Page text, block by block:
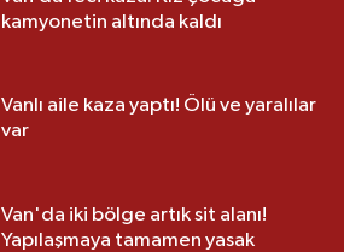
kamyonetin altında kaldı
Vanlı aile kaza yaptı! Ölü ve yaralılar
var
Van'da iki bölge artık sit alanı!
Yapılaşmaya tamamen yasak